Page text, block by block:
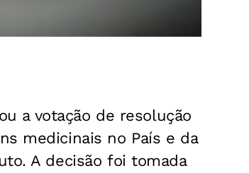
a votação de resolução
medicinais no País e da
A decisão foi tomada